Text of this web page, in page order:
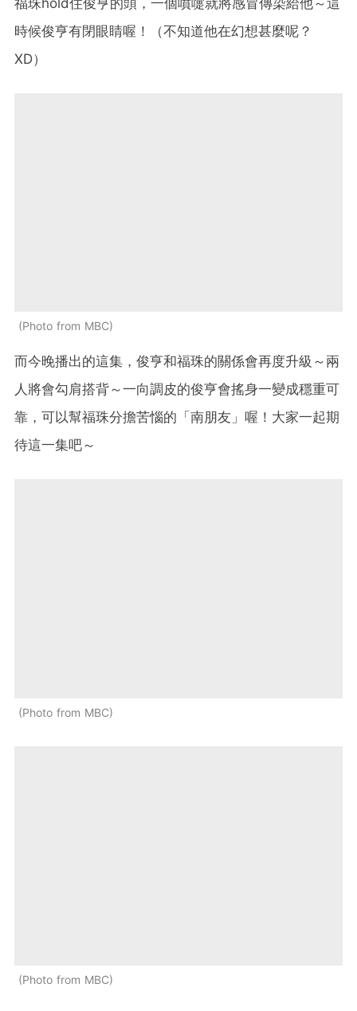
時候俊亨有閉眼睛喔！（不知道他在幻想甚麼呢？
XD）
Photo from MBC
而今晚播出的這集，俊亨和福珠的關係會再度升級～兩
人將會勾肩搭背～一向調皮的俊亨會搖身一變成穩重可
靠，可以幫福珠分擔苦惱的「南朋友」喔！大家一起期
待這一集吧～
Photo from MBC
Photo from MBC